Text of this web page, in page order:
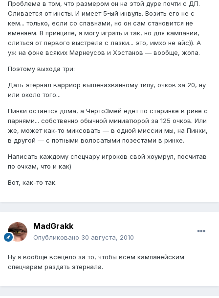
Проблема в том, что размером он на этой дуре почти с ДП.
Сливается от инсты. И имеет 5-ый инвуль. Возить его не с
кем... только, если со спавнами, но он сам становится не
вменяем. В принципе, я могу играть и так, но для кампании,
слиться от первого выстрела с лазки... это, имхо не айс)). А
уж на фоне всяких Марнеусов и Хэстанов — вообще, жопа.
Поэтому выхода три:
Дать этернал варриор вышеназванному типу, очков за 20, ну
или около того...
Пинки остается дома, а ЧертоЗмей едет по старинке в рине с
парнями... собственно обычной миниатюрой за 125 очков. Или
же, может как-то миксовать — в одной миссии мы, на Пинки,
в другой — с потными волосатыми позестами в ринке.
Написать каждому спецчару игроков свой хоумрул, посчитав
по очкам, что и как)
Вот, как-то так.
MadGrakk
Опубликовано 30 августа, 2010
Ну я вообще всецело за то, чтобы всем кампанейским
спецчарам раздать этернала.